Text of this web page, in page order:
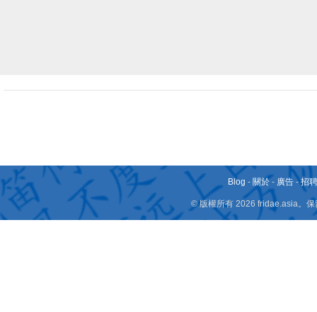
Blog - 關於 - 廣告 -招
© 版權所有 2026 fridae.asia。